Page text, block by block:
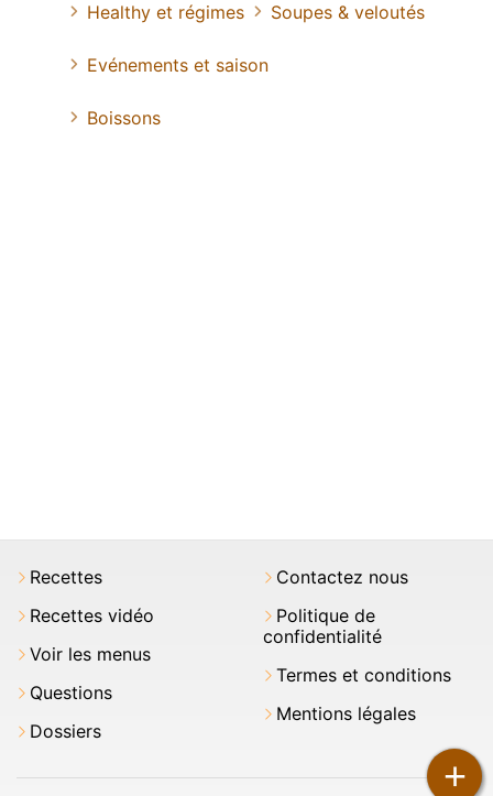
+
Healthy et régimes
Soupes & veloutés
Evénements et saison
Boissons
Recettes
Recettes vidéo
Voir les menus
Questions
Dossiers
Contactez nous
Politique de
confidentialité
Termes et conditions
Mentions légales